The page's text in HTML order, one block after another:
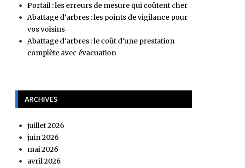
Portail : les erreurs de mesure qui coûtent cher
Abattage d’arbres : les points de vigilance pour
vos voisins
Abattage d’arbres : le coût d’une prestation
complète avec évacuation
ARCHIVES
juillet 2026
juin 2026
mai 2026
avril 2026